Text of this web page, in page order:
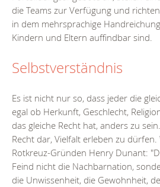
die Teams zur Verfügung und
in dem mehrsprachige
Kindern und Eltern auffindbar sind.
Selbstverständnis
Es ist nicht nur so, dass jeder die
egal ob Herkunft, Geschlecht,
das gleiche Recht hat, anders zu
Recht dar, Vielfalt erleben zu dürfen.
Rotkreuz-Gründen Henry Dunant:
Feind nicht die Nachbarnation,
die Unwissenheit, die Gewohnheit,